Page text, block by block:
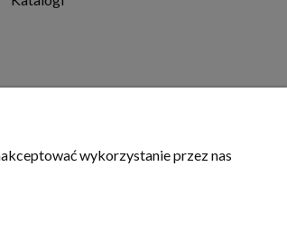
wykorzystanie przez nas